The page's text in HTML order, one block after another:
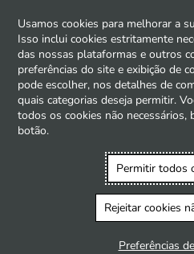
Painel lateral
Blocos
Educação
plataforma
da
para
Usamos cookies para melhorar a
Isso inclui cookies estritamente
das nossas plataformas e outros
preferências do site e exibição de
pode escolher, nos detalhes de
quais categorias deseja permitir.
todos os cookies não necessários,
botão.
Permitir todos
Rejeitar cookies
Preferências